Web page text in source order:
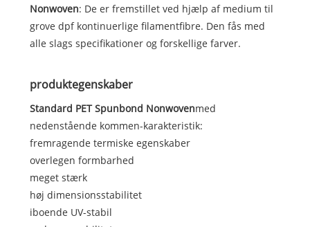
Nonwoven: De er fremstillet ved hjælp af medium til
grove dpf kontinuerlige filamentfibre. Den fås med
alle slags specifikationer og forskellige farver.
produktegenskaber
Standard PET Spunbond Nonwovenmed
nedenstående kommen-karakteristik:
fremragende termiske egenskaber
overlegen formbarhed
meget stærk
høj dimensionsstabilitet
iboende UV-stabil